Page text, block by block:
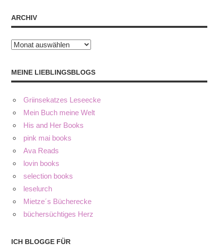
ARCHIV
Archiv
MEINE LIEBLINGSBLOGS
Griinsekatzes Leseecke
Mein Buch meine Welt
His and Her Books
pink mai books
Ava Reads
lovin books
selection books
leselurch
Mietze´s Bücherecke
büchersüchtiges Herz
ICH BLOGGE FÜR